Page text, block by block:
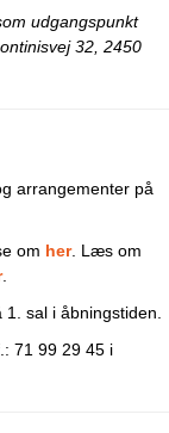
udgangspunkt
32, 2450
arrangementer på
om her. Læs om
.
sal i åbningstiden.
71 99 29 45 i